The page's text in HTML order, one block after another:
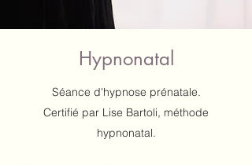
Hypnonatal
Séance d'hypnose prénatale.
Certifié par Lise Bartoli, méthode
hypnonatal.